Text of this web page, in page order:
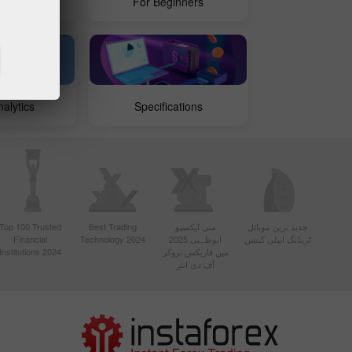
Specifications
جدید ترین موبائل
ٹریڈنگ ایپلی کیشن
منی ایکسپو
ابوظہبی 2025
میں فاریکس بروکر
آف دی ایئر
Best Trading
Technology 2024
Top 100 Trusted
Financial
Institutions 2024